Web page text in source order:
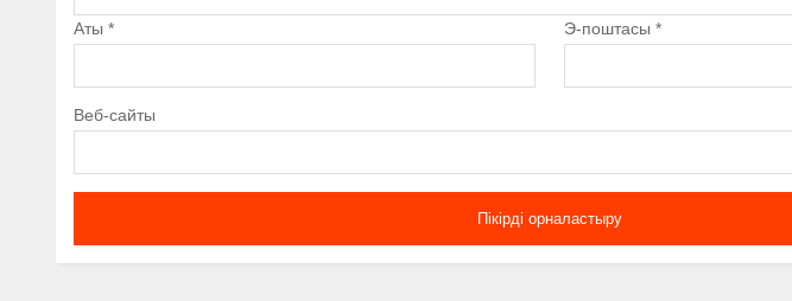
Аты* Э-поштасы*
Веб-сайты